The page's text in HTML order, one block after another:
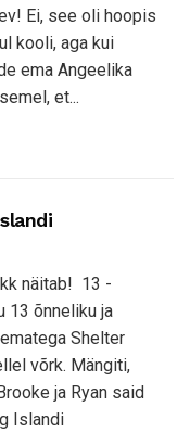
Ei, see oli hoopis
kooli, aga kui
ema Angeelika
et...
näitab! 13 -
13 õnneliku ja
Shelter
võrk. Mängiti,
ja Ryan said
Islandi